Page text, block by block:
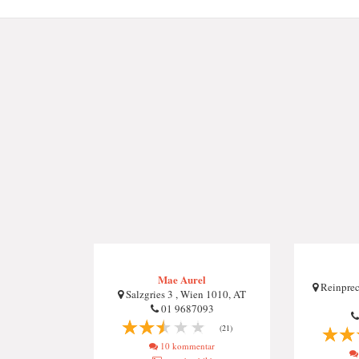
Mae Aurel
Salzgries 3 , Wien 1010, AT
01 9687093
(21)
10 kommentar